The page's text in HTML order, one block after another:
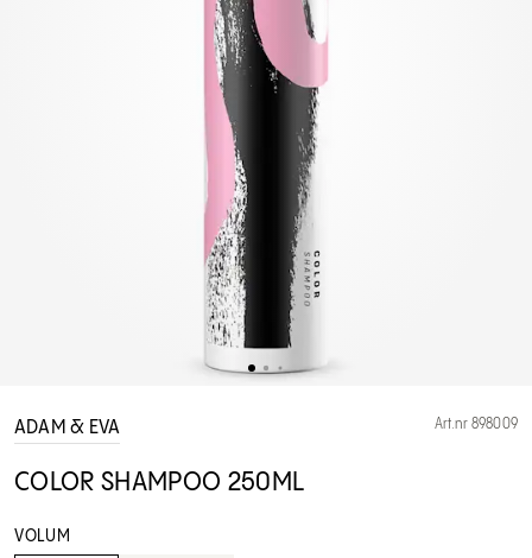
ADAM & EVA Art.nr 898009
COLOR SHAMPOO 250ML
VOLUM